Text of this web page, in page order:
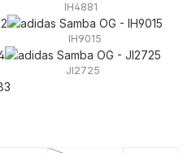
IH4881
IH9015
JI2725